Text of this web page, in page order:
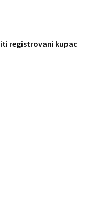
registrovani kupac